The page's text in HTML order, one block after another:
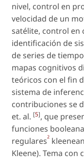
nivel, control en
velocidad de un
satélite, control en
identificación de
de series de
mapas cognitivos
teóricos con el fin
sistema de
contribuciones se
et. al. [5], que
funciones
regulares2
Kleene). Tema con